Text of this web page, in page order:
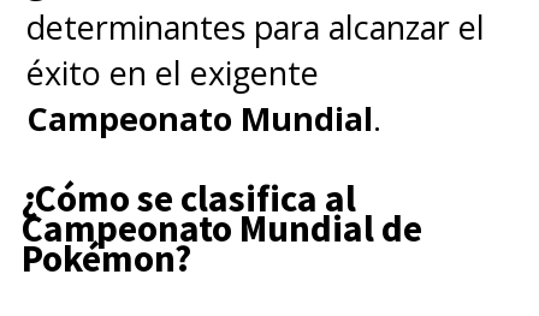
determinantes para alcanzar el
éxito en el exigente
Campeonato Mundial.
¿Cómo se clasifica al
Campeonato Mundial de
Pokémon?